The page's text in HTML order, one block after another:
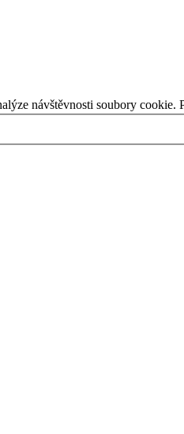
návštěvnosti soubory cookie.